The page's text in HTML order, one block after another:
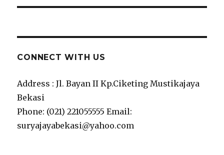
CONNECT WITH US
Address : Jl. Bayan II Kp.Ciketing Mustikajaya
Bekasi
Phone: (021) 221055555 Email:
suryajayabekasi@yahoo.com